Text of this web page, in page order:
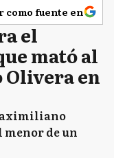
como fuente en
el
mató al
Olivera en
menor de un